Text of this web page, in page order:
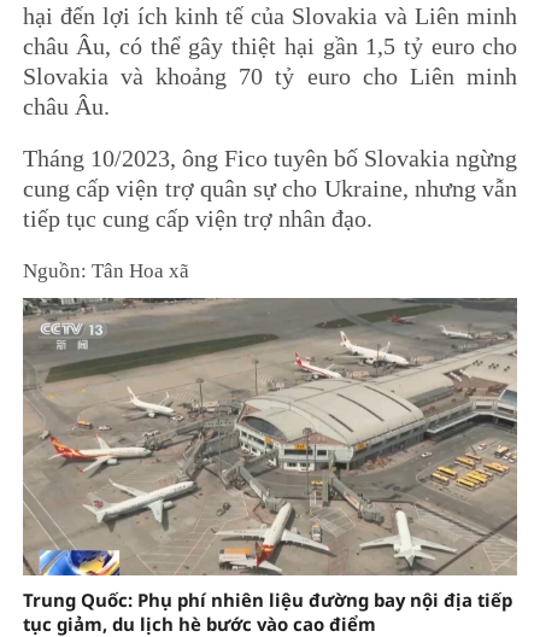
hại đến lợi ích kinh tế của Slovakia và Liên minh
châu Âu, có thể gây thiệt hại gần 1,5 tỷ euro cho
Slovakia và khoảng 70 tỷ euro cho Liên minh
châu Âu.
Tháng 10/2023, ông Fico tuyên bố Slovakia ngừng
cung cấp viện trợ quân sự cho Ukraine, nhưng vẫn
tiếp tục cung cấp viện trợ nhân đạo.
Nguồn: Tân Hoa xã
Trung Quốc: Phụ phí nhiên liệu đường bay nội địa tiếp
tục giảm, du lịch hè bước vào cao điểm